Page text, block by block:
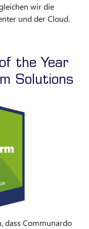
wir die
und der Cloud.
the Year
Solutions
dass Communardo